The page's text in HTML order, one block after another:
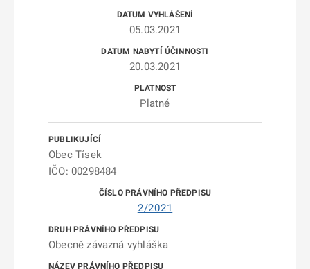
05.03.2021
20.03.2021
Platné
Obec Tísek
IČO: 00298484
2/2021
Obecně závazná vyhláška